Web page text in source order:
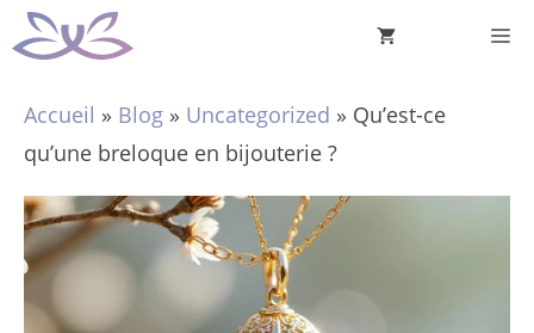
Aller
au
Accueil » Blog » Uncategorized » Qu’est-ce
qu’une breloque en bijouterie ?